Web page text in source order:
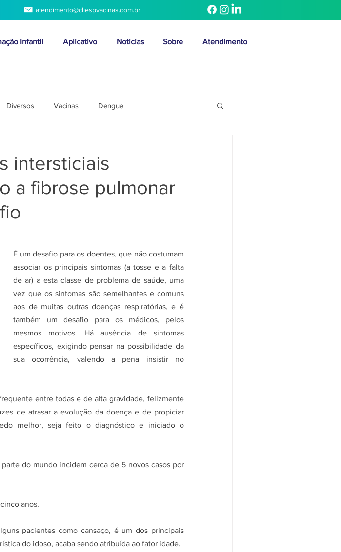
atendimento@cliespvacinas.com.br
Infantil Aplicativo Notícias Sobre Atendimento
Diversos Vacinas Dengue
intersticiais
a fibrose pulmonar
É um desafio para os doentes, que não costumam
associar os principais sintomas (a tosse e a falta
de ar) a esta classe de problema de saúde, uma
vez que os sintomas são semelhantes e comuns
aos de muitas outras doenças respiratórias, e é
também um desafio para os médicos, pelos
mesmos motivos. Há ausência de sintomas
específicos, exigindo pensar na possibilidade da
sua ocorrência, valendo a pena insistir no
entre todas e de alta gravidade, felizmente
de atrasar a evolução da doença e de propiciar
melhor, seja feito o diagnóstico e iniciado o
anos.
do idoso, acaba sendo atribuída ao fator idade.